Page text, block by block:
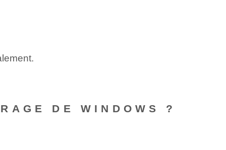
DE WINDOWS ?